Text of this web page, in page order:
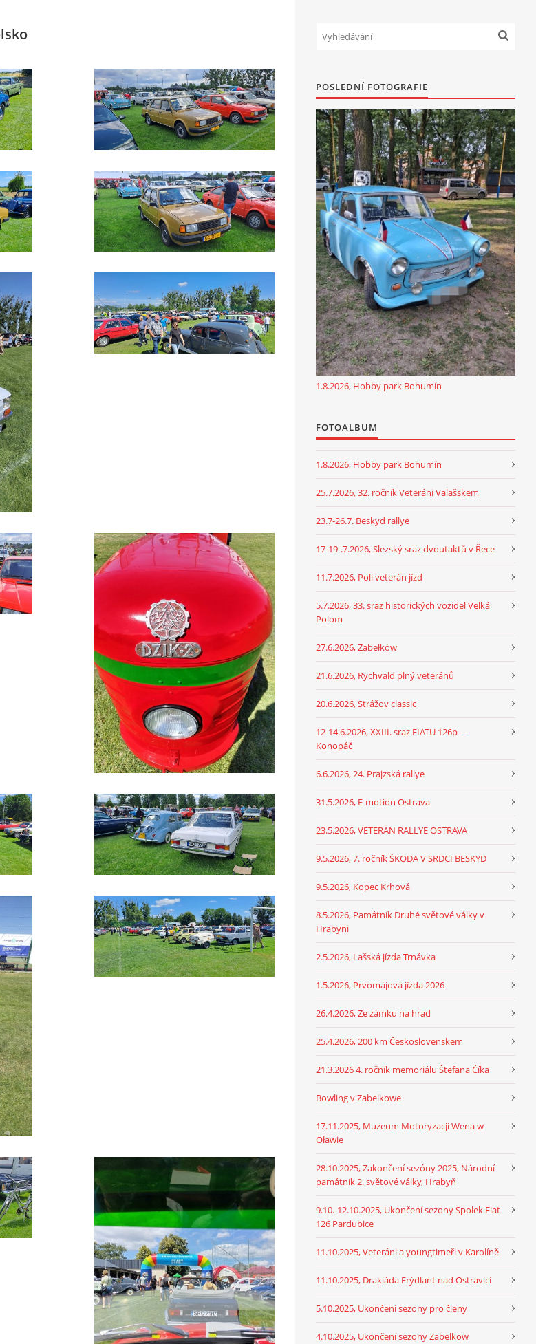
POSLEDNÍ FOTOGRAFIE
1.8.2026, Hobby park Bohumín
FOTOALBUM
1.8.2026, Hobby park Bohumín
25.7.2026, 32. ročník Veteráni Valašskem
23.7-26.7. Beskyd rallye
17-19-.7.2026, Slezský sraz dvoutaktů v Řece
11.7.2026, Poli veterán jízd
5.7.2026, 33. sraz historických vozidel Velká
Polom
27.6.2026, Zabełków
21.6.2026, Rychvald plný veteránů
20.6.2026, Strážov classic
12-14.6.2026, XXIII. sraz FIATU 126p —
Konopáč
6.6.2026, 24. Prajzská rallye
31.5.2026, E-motion Ostrava
23.5.2026, VETERAN RALLYE OSTRAVA
9.5.2026, 7. ročník ŠKODA V SRDCI BESKYD
9.5.2026, Kopec Krhová
8.5.2026, Památník Druhé světové války v
Hrabyni
2.5.2026, Lašská jízda Trnávka
1.5.2026, Prvomájová jízda 2026
26.4.2026, Ze zámku na hrad
25.4.2026, 200 km Československem
21.3.2026 4. ročník memoriálu Štefana Číka
Bowling v Zabelkowe
17.11.2025, Muzeum Motoryzacji Wena w
Oławie
28.10.2025, Zakončení sezóny 2025, Národní
památník 2. světové války, Hrabyň
9.10.-12.10.2025, Ukončení sezony Spolek Fiat
126 Pardubice
11.10.2025, Veteráni a youngtimeři v Karolíně
11.10.2025, Drakiáda Frýdlant nad Ostravicí
5.10.2025, Ukončení sezony pro členy
4.10.2025, Ukončení sezony Zabelkow